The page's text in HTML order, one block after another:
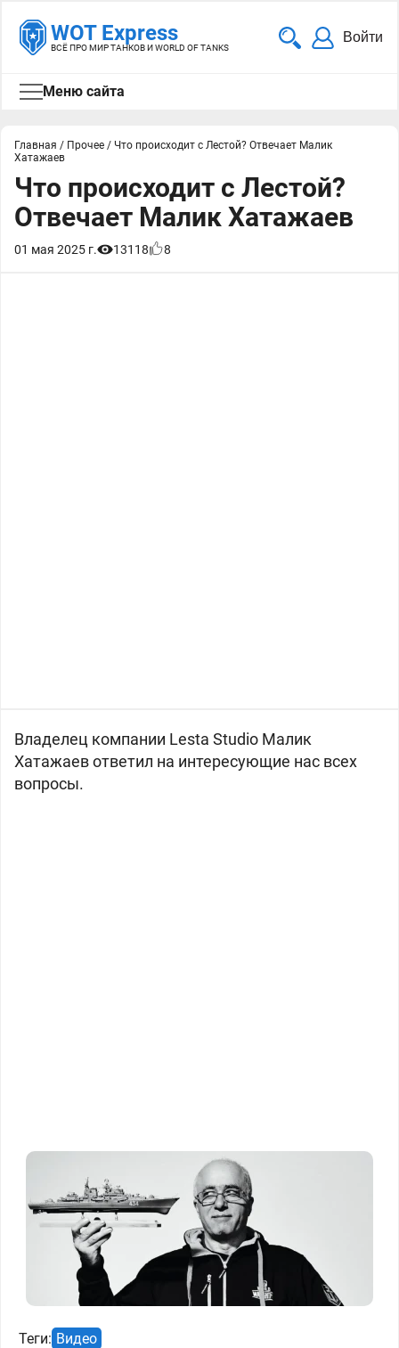
WOT Express
ВСЁ ПРО МИР ТАНКОВ И WORLD OF TANKS
Войти
Меню сайта
Главная / Прочее / Что происходит с Лестой? Отвечает Малик
Хатажаев
Что происходит с Лестой?
Отвечает Малик Хатажаев
01 мая 2025 г. 13118 8
Владелец компании Lesta Studio Малик
Хатажаев ответил на интересующие нас всех
вопросы.
Теги: Видео